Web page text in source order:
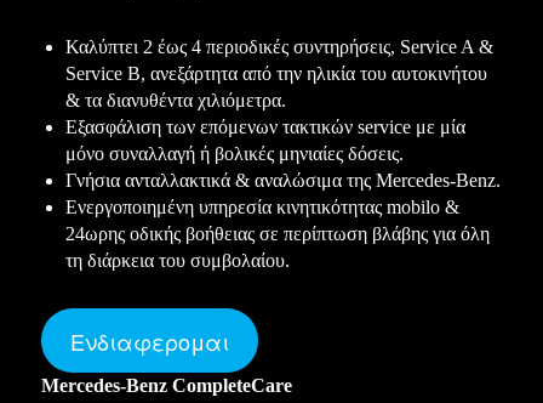
Καλύπτει 2 έως 4 περιοδικές συντηρήσεις, Service A &
Service B, ανεξάρτητα από την ηλικία του αυτοκινήτου
& τα διανυθέντα χιλιόμετρα.
Εξασφάλιση των επόμενων τακτικών service με μία
μόνο συναλλαγή ή βολικές μηνιαίες δόσεις.
Γνήσια ανταλλακτικά & αναλώσιμα της Mercedes-Benz.
Ενεργοποιημένη υπηρεσία κινητικότητας mobilo &
24ωρης οδικής βοήθειας σε περίπτωση βλάβης για όλη
τη διάρκεια του συμβολαίου.
Ενδιαφερομαι
Mercedes-Benz CompleteCare